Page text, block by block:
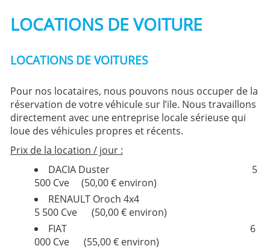
LOCATIONS DE VOITURE
LOCATIONS DE VOITURES
Pour nos locataires, nous pouvons nous occuper de la
réservation de votre véhicule sur l’ile. Nous travaillons
directement avec une entreprise locale sérieuse qui
loue des véhicules propres et récents.
Prix de la location / jour :
DACIA Duster 5
500 Cve (50,00 € environ)
RENAULT Oroch 4x4
5 500 Cve (50,00 € environ)
FIAT 6
000 Cve (55,00 € environ)